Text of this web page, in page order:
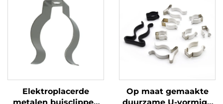
Elektroplacerde
Op maat gemaakte